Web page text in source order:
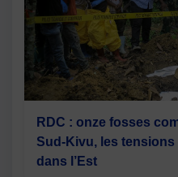
RDC : onze fosses
Sud-Kivu, les
dans l’Est